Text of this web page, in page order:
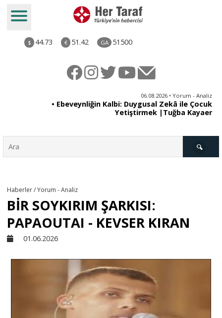
$ 44.73 € 51.42 GA 51500
06.08.2026 • Yorum - Analiz
• Ebeveynliğin Kalbi: Duygusal Zekâ ile Çocuk
Yetiştirmek |Tuğba Kayaer
Derkenar
Kültür - Sanat
Ekonomi
Haberler / Yorum - Analiz
BİR SOYKIRIM ŞARKISI:
PAPAOUTAI - KEVSER KIRAN
01.06.2026